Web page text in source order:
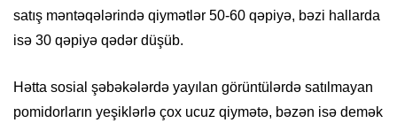
satış məntəqələrində qiymətlər 50-60 qəpiyə, bəzi hallarda
isə 30 qəpiyə qədər düşüb.
Hətta sosial şəbəkələrdə yayılan görüntülərdə satılmayan
pomidorların yeşiklərlə çox ucuz qiymətə, bəzən isə demək